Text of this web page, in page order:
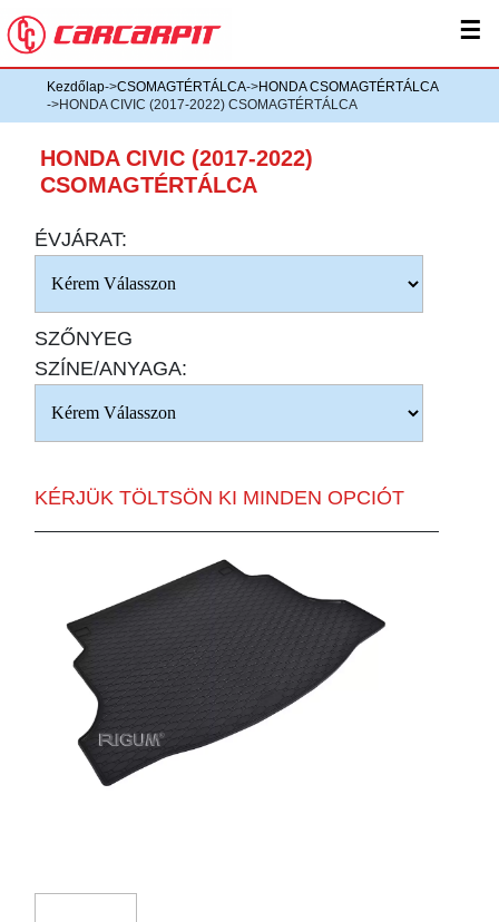
☰
Kezdőlap->CSOMAGTÉRTÁLCA->HONDA CSOMAGTÉRTÁLCA
->HONDA CIVIC (2017-2022) CSOMAGTÉRTÁLCA
HONDA CIVIC (2017-2022)
CSOMAGTÉRTÁLCA
ÉVJÁRAT:
SZŐNYEG
SZÍNE/ANYAGA:
KÉRJÜK TÖLTSÖN KI MINDEN OPCIÓT